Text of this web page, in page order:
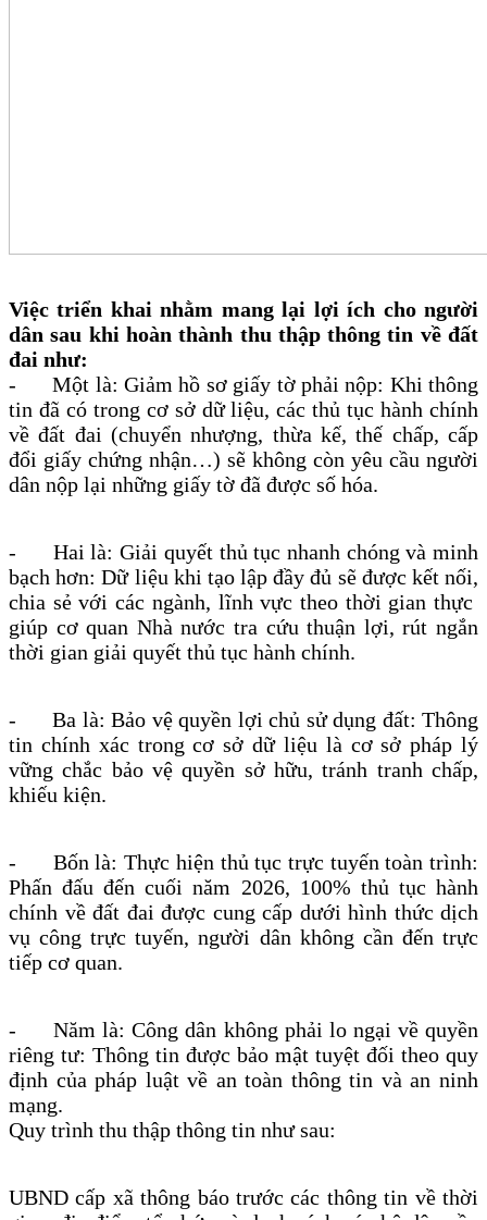
Việc triển khai nhằm mang lại lợi ích cho người
dân sau khi hoàn thành thu thập thông tin về đất
đai như:
-
Một là: Giảm hồ sơ giấy tờ phải nộp: Khi thông
tin đã có trong cơ sở dữ liệu, các thủ tục hành chính
về đất đai (chuyển nhượng, thừa kế, thế chấp, cấp
đổi giấy chứng nhận…) sẽ không còn yêu cầu người
dân nộp lại những giấy tờ đã được số hóa.
-
Hai là: Giải quyết thủ tục nhanh chóng và minh
bạch hơn: Dữ liệu khi tạo lập đầy đủ sẽ được kết nối,
chia sẻ với các ngành, lĩnh vực theo thời gian thực
giúp cơ quan Nhà nước tra cứu thuận lợi, rút ngắn
thời gian giải quyết thủ tục hành chính.
-
Ba là: Bảo vệ quyền lợi chủ sử dụng đất: Thông
tin chính xác trong cơ sở dữ liệu là cơ sở pháp lý
vững chắc bảo vệ quyền sở hữu, tránh tranh chấp,
khiếu kiện.
-
Bốn là: Thực hiện thủ tục trực tuyến toàn trình:
Phấn đấu đến cuối năm 2026, 100% thủ tục hành
chính về đất đai được cung cấp dưới hình thức dịch
vụ công trực tuyến, người dân không cần đến trực
tiếp cơ quan.
-
Năm là: Công dân không phải lo ngại về quyền
riêng tư: Thông tin được bảo mật tuyệt đối theo quy
định của pháp luật về an toàn thông tin và an ninh
mạng.
Quy trình thu thập thông tin như sau:
UBND cấp xã thông báo trước các thông tin về thời